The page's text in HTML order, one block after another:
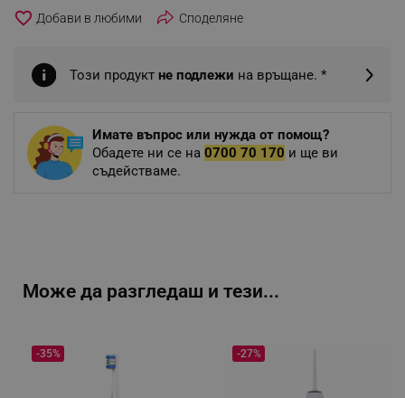
favorite_border Споделяне
Този продукт не подлежи на връщане. *
Имате въпрос или нужда от помощ?
Обадете ни се на 0700 70 170 и ще ви
съдействаме.
Може да разгледаш и тези...
-35% -27%